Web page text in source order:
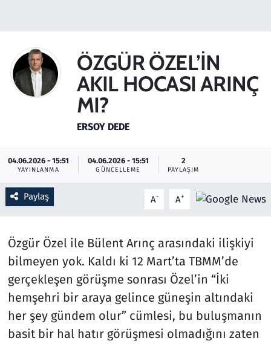
ÖZGÜR ÖZEL’İN
AKIL HOCASI ARINÇ
MI?
ERSOY DEDE
04.06.2026 - 15:51
YAYINLANMA
04.06.2026 - 15:51
GÜNCELLEME
2
PAYLAŞIM
Paylaş A- A+
Özgür Özel ile Bülent Arınç arasındaki ilişkiyi
bilmeyen yok. Kaldı ki 12 Mart’ta TBMM’de
gerçekleşen görüşme sonrası Özel’in “İki
hemşehri bir araya gelince güneşin altındaki
her şey gündem olur” cümlesi, bu buluşmanın
basit bir hal hatır görüşmesi olmadığını zaten
Haber
Kültür Sanat
Kurumsal Haberler
Memur ve Kamu
Otomobil
Oyun
Ramazan
Resmi İlanlar
Rüya Tabirleri